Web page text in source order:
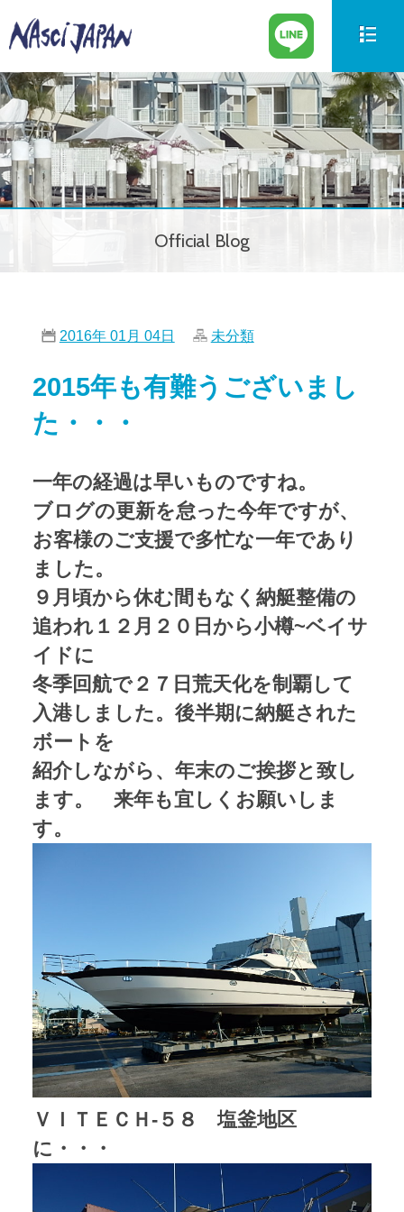
New Boat
新艇情報
Used Boat
中古艇情報
Parts
パーツ情報
会社紹介
アクセス
お問い合わせ
Official Blog
公式ブログ
Official Blog
2016年 01月 04日 未分類
2015年も有難うございまし
た・・・
一年の経過は早いものですね。
ブログの更新を怠った今年ですが、
お客様のご支援で多忙な一年であり
ました。
９月頃から休む間もなく納艇整備の
追われ１２月２０日から小樽~ベイサ
イドに
冬季回航で２７日荒天化を制覇して
入港しました。後半期に納艇された
ボートを
紹介しながら、年末のご挨拶と致し
ます。 来年も宜しくお願いしま
す。
ＶＩＴＥＣＨ-５８ 塩釜地区
に・・・